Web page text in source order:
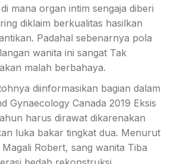
di mana organ intim sengaja diberi
diklaim berkualitas hasilkan
Padahal sebenarnya pola
wanita ini sangat Tak
malah berbahaya.
diinformasikan bagian dalam
Gynaecology Canada 2019 Eksis
harus dirawat dikarenakan
luka bakar tingkat dua. Menurut
Robert, sang wanita Tiba